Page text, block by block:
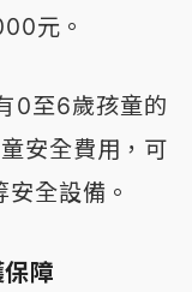
元。
0至6歲孩童的
安全費用，可
全設備。
障